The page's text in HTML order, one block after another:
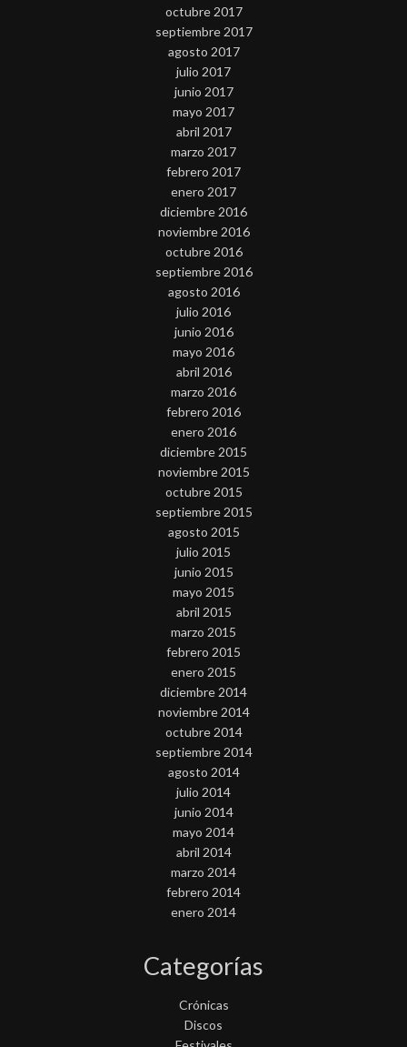
octubre 2017
septiembre 2017
agosto 2017
julio 2017
junio 2017
mayo 2017
abril 2017
marzo 2017
febrero 2017
enero 2017
diciembre 2016
noviembre 2016
octubre 2016
septiembre 2016
agosto 2016
julio 2016
junio 2016
mayo 2016
abril 2016
marzo 2016
febrero 2016
enero 2016
diciembre 2015
noviembre 2015
octubre 2015
septiembre 2015
agosto 2015
julio 2015
junio 2015
mayo 2015
abril 2015
marzo 2015
febrero 2015
enero 2015
diciembre 2014
noviembre 2014
octubre 2014
septiembre 2014
agosto 2014
julio 2014
junio 2014
mayo 2014
abril 2014
marzo 2014
febrero 2014
enero 2014
Categorías
Crónicas
Discos